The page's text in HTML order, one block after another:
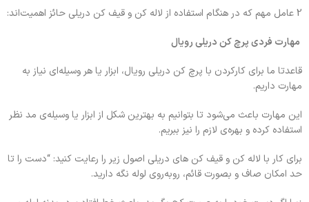
2 عامل مهم که در هنگام استفاده از لاله کن و قیف کن دریلی حائز اهمیت‌اند:
مهارت فردی پرچ کن دریلی رویال
قاعدتا ما برای کارکردن با پرچ کن دریلی رویال، ابزار یا هر وسیله‌ای نیاز به
مهارت داریم.
این مهارت باعث می‌شود تا بتوانیم به بهترین شکل از ابزار یا وسیله‌ی مد نظر
استفاده کرده و بهره‌ی لازم را نیز ببریم.
برای کار با لاله کن و قیف کن های دریلی اصول زیر را رعایت کنید: “دست را تا
حد امکان صاف و بصورت قائم، روبه‌روی لوله نگه دارید.